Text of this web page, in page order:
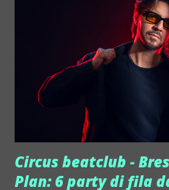
citare il celebre ritornello folk di
deconstruisce profondamente,
dimensione contemporanea e
L'architettura sonora del pezzo si
imprevedibile che muove i primi
reggae, caldo e avvolgente, per poi
verso le pulsazioni frene...
Circus beatclub -
Plan: 6 party di fila